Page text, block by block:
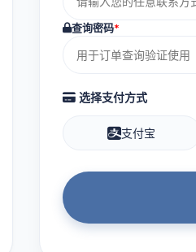
查询密码*
选择支付方式
支付宝